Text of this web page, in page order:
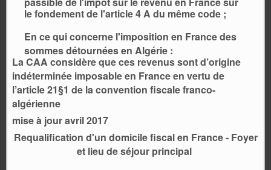
le fondement de l'article 4 A du même code ;
En ce qui concerne l'imposition en France des
sommes détournées en Algérie :
La CAA considère que ces revenus sont d’origine
indéterminée imposable en France en vertu de
l’article 21§1 de la convention fiscale franco-
algérienne
mise à jour avril 2017
Requalification d'un domicile fiscal en France - Foyer
et lieu de séjour principal